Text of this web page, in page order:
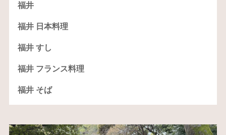
福井
福井 日本料理
福井 すし
福井 フランス料理
福井 そば